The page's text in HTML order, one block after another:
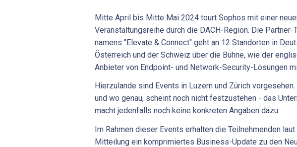
Mitte April bis Mitte Mai 2024 tourt Sophos mit einer
Veranstaltungsreihe durch die DACH-Region. Die Partner-
namens "Elevate & Connect" geht an 12 Standorten in
Österreich und der Schweiz über die Bühne, wie der
Anbieter von Endpoint- und Network-Security-Lösungen
Hierzulande sind Events in Luzern und Zürich vorgesehen.
und wo genau, scheint noch nicht festzustehen - das
macht jedenfalls noch keine konkreten Angaben dazu.
Im Rahmen dieser Events erhalten die Teilnehmenden laut
Mitteilung ein komprimiertes Business-Update zu den